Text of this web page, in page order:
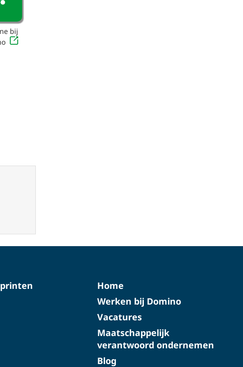
bij
Home
Werken bij Domino
Vacatures
Maatschappelijk
verantwoord ondernemen
Blog